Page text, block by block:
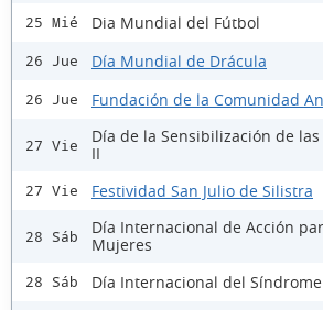
25 Mié Dia Mundial del Fútbol
26 Jue Día Mundial de Drácula
26 Jue Fundación de la Comunidad
27 Vie
Día de la Sensibilización de
II
27 Vie Festividad San Julio de Silistra
28 Sáb
Día Internacional de Acción
Mujeres
28 Sáb Día Internacional del